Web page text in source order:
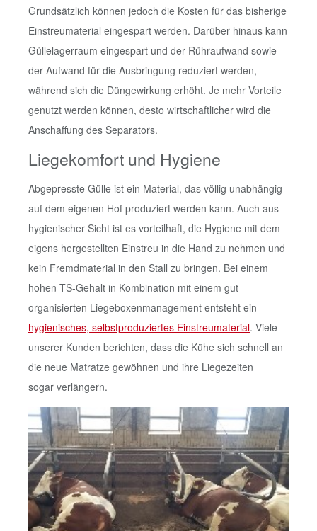
Grundsätzlich können jedoch die Kosten für das bisherige
Einstreumaterial eingespart werden. Darüber hinaus kann
Güllelagerraum eingespart und der Rühraufwand sowie
der Aufwand für die Ausbringung reduziert werden,
während sich die Düngewirkung erhöht. Je mehr Vorteile
genutzt werden können, desto wirtschaftlicher wird die
Anschaffung des Separators.
Liegekomfort und Hygiene
Abgepresste Gülle ist ein Material, das völlig unabhängig
auf dem eigenen Hof produziert werden kann. Auch aus
hygienischer Sicht ist es vorteilhaft, die Hygiene mit dem
eigens hergestellten Einstreu in die Hand zu nehmen und
kein Fremdmaterial in den Stall zu bringen. Bei einem
hohen TS-Gehalt in Kombination mit einem gut
organisierten Liegeboxenmanagement entsteht ein
hygienisches, selbstproduziertes Einstreumaterial. Viele
unserer Kunden berichten, dass die Kühe sich schnell an
die neue Matratze gewöhnen und ihre Liegezeiten
sogar verlängern.